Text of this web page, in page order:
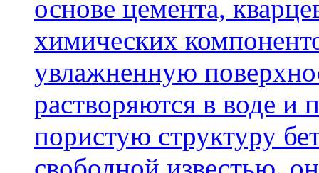
основе цемента,
химических
увлажненную
растворяются в воде и
пористую структуру